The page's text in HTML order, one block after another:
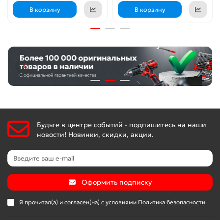
В корзину В корзину
Будьте в центре событий - подпишитесь на наши
новости! Новинки, скидки, акции.
Оформить подписку
Я прочитал(а) и согласен(на) с условиями Политика безопасности